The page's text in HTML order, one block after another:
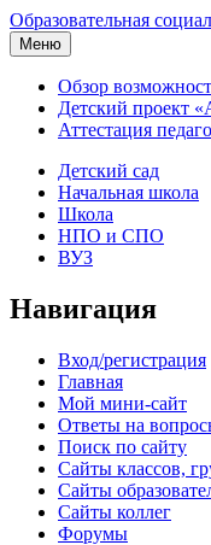
Образовательная
Меню
Обзор
Детский проект
Аттестация
Детский сад
Начальная школа
Школа
НПО и СПО
ВУЗ
Навигация
Вход/регистрация
Главная
Мой мини-сайт
Ответы на
Поиск по сайту
Сайты классов,
Сайты
Сайты коллег
Форумы